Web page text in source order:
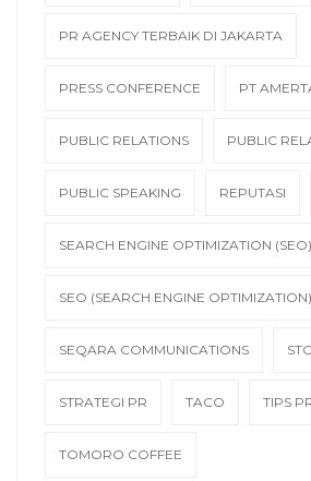
PR AGENCY TERBAIK DI JAKARTA
PRESS CONFERENCE PT
PUBLIC RELATIONS PUBLIC
PUBLIC SPEAKING REPUTASI
SEARCH ENGINE OPTIMIZATION (SEO)
SEO (SEARCH ENGINE OPTIMIZATION)
SEQARA COMMUNICATIONS
STRATEGI PR TACO TIPS
TOMORO COFFEE